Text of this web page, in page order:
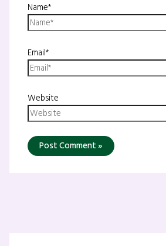
Name*
Email*
Website